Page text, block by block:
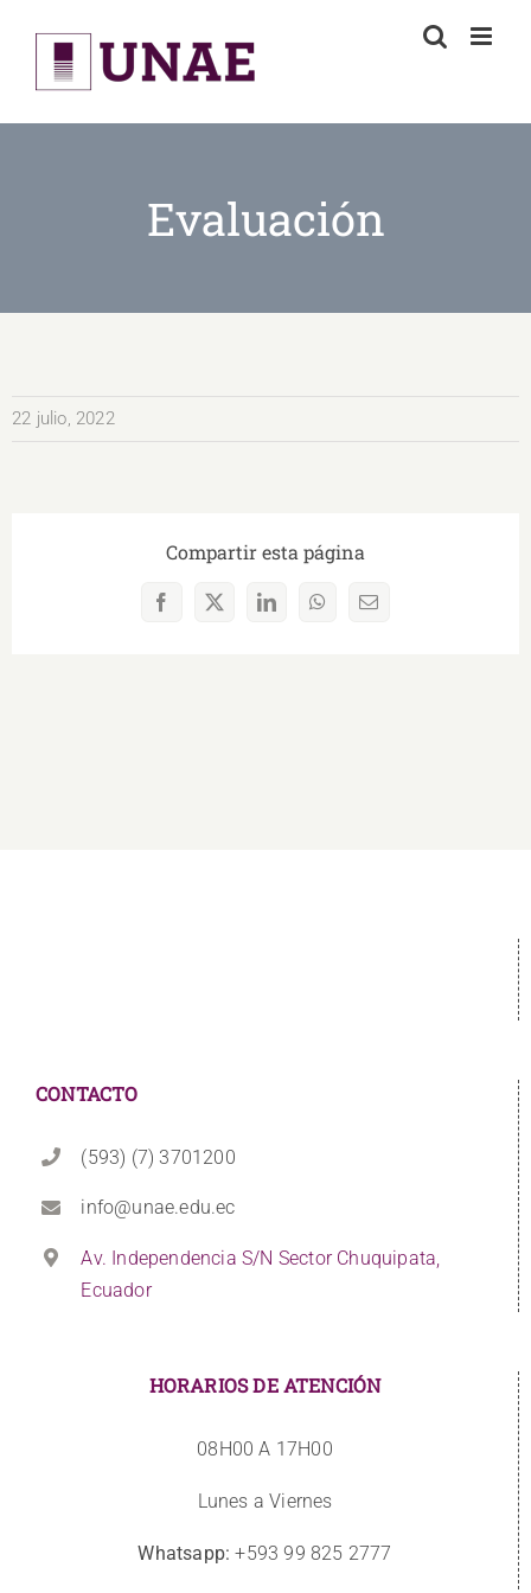
content
Evaluación
22 julio, 2022
Compartir esta página
Facebook
X LinkedInWhatsAppCorreo
CONTACTO
(593) (7) 3701200
info@unae.edu.ec
Av. Independencia S/N Sector Chuquipata,
Ecuador
HORARIOS DE ATENCIÓN
08H00 A 17H00
Lunes a Viernes
Whatsapp: +593 99 825 2777